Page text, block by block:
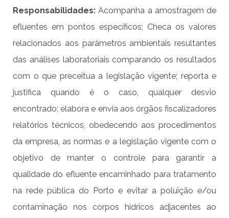
Responsabilidades:Acompanha a amostragem de
efluentes em pontos específicos; Checa os valores
relacionados aos parâmetros ambientais resultantes
das análises laboratoriais comparando os resultados
com o que preceitua a legislação vigente; reporta e
justifica quando é o caso, qualquer desvio
encontrado; elabora e envia aos órgãos fiscalizadores
relatórios técnicos, obedecendo aos procedimentos
da empresa, as normas e a legislação vigente com o
objetivo de manter o controle para garantir a
qualidade do efluente encaminhado para tratamento
na rede pública do Porto e evitar a poluição e/ou
contaminação nos corpos hídricos adjacentes ao